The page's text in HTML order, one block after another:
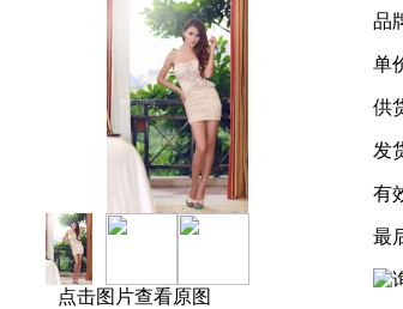
点击图片查看原图
品
单
供
发
有
最